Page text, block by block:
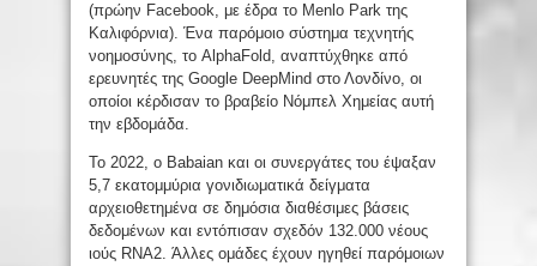
(πρώην Facebook, με έδρα το Menlo Park της
Καλιφόρνια). Ένα παρόμοιο σύστημα τεχνητής
νοημοσύνης, το AlphaFold, αναπτύχθηκε από
ερευνητές της Google DeepMind στο Λονδίνο, οι
οποίοι κέρδισαν το βραβείο Νόμπελ Χημείας αυτή
την εβδομάδα.
Το 2022, ο Babaian και οι συνεργάτες του έψαξαν
5,7 εκατομμύρια γονιδιωματικά δείγματα
αρχειοθετημένα σε δημόσια διαθέσιμες βάσεις
δεδομένων και εντόπισαν σχεδόν 132.000 νέους
ιούς RNA2. Άλλες ομάδες έχουν ηγηθεί παρόμοιων